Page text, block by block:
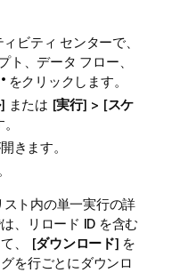
ビティ センターで、
ト、データ フロー、
をクリックします。
] または [実行] > [スケ
きます。
ト内の単一実行の詳
、リロード ID を含む
、 [ダウンロード] を
を行ごとにダウンロ